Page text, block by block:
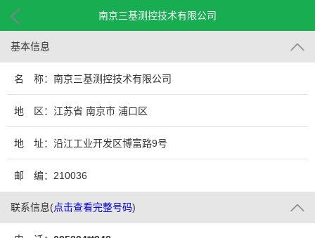
南京三基测控技术有限公司
基本信息
名 称：南京三基测控技术有限公司
地 区：江苏省 南京市 浦口区
地 址：沿江工业开发区博富路9号
邮 编：210036
联系信息(点击查看完整号码)